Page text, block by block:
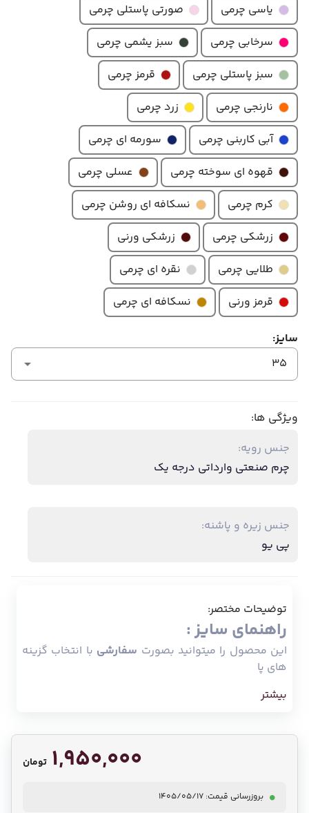
یاسی چرمی
صورتی پاستلی چرمی
سرخابی چرمی
سبز یشمی چرمی
سبز پاستلی چرمی
قرمز چرمی
نارنجی چرمی
زرد چرمی
آبی کاربنی چرمی
سورمه ای چرمی
قهوه ای سوخته چرمی
عسلی چرمی
کرم چرمی
نسکافه ای روشن چرمی
زرشکی چرمی
زرشکی ورنی
طلایی چرمی
نقره ای چرمی
قرمز ورنی
نسکافه ای چرمی
سایز:
35
ویژگی ها:
جنس رویه:
چرم صنعتی وارداتی درجه یک
جنس زیره و پاشنه:
پی یو
توضیحات مختصر:
راهنمای سایز :
این محصول را میتوانید بصورت سفارشی با انتخاب گزینه
های پا
بیشتر
1,950,000 تومان
بروزرسانی قیمت: 1405/05/17